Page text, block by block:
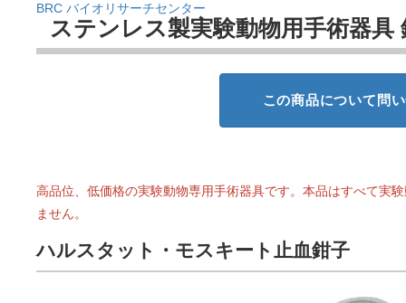
BRC バイオリサーチセンター
ステンレス製実験動物用手術器具
この商品について問
高品位、低価格の実験動物専用手術器具です。本品はすべて実
ません。
ハルスタット・モスキート止血鉗子